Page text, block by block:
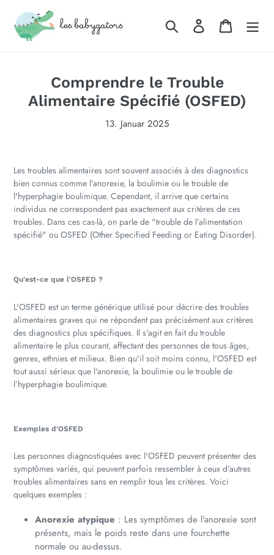
Inhalt
Suchen Einloggen
Comprendre le Trouble
Alimentaire Spécifié (OSFED)
13. Januar 2025
Les troubles alimentaires sont souvent associés à des diagnostics
bien connus comme l'anorexie, la boulimie ou le trouble de
l'hyperphagie boulimique. Cependant, il arrive que certains
individus ne correspondent pas exactement aux critères de ces
troubles. Dans ces cas-là, on parle de "trouble de l’alimentation
spécifié" ou OSFED (Other Specified Feeding or Eating Disorder).
Qu'est-ce que l'OSFED ?
L'OSFED est un terme générique utilisé pour décrire des troubles
alimentaires graves qui ne répondent pas précisément aux critères
des diagnostics plus spécifiques. Il s'agit en fait du trouble
alimentaire le plus courant, affectant des personnes de tous âges,
genres, ethnies et milieux. Bien qu'il soit moins connu, l'OSFED est
tout aussi sérieux que l'anorexie, la boulimie ou le trouble de
l’hyperphagie boulimique.
Exemples d'OSFED
Les personnes diagnostiquées avec l'OSFED peuvent présenter des
symptômes variés, qui peuvent parfois ressembler à ceux d'autres
troubles alimentaires sans en remplir tous les critères. Voici
quelques exemples :
Anorexie atypique : Les symptômes de l'anorexie sont
présents, mais le poids reste dans une fourchette
normale ou au-dessus.